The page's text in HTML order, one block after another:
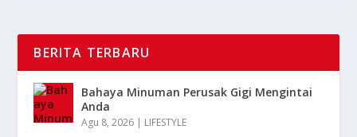
BERITA TERBARU
Bahaya Minuman Perusak Gigi Mengintai
Anda
Agu 8, 2026 | LIFESTYLE